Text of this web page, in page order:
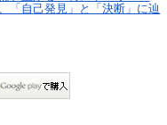
「自己発見」と「決断」に辿